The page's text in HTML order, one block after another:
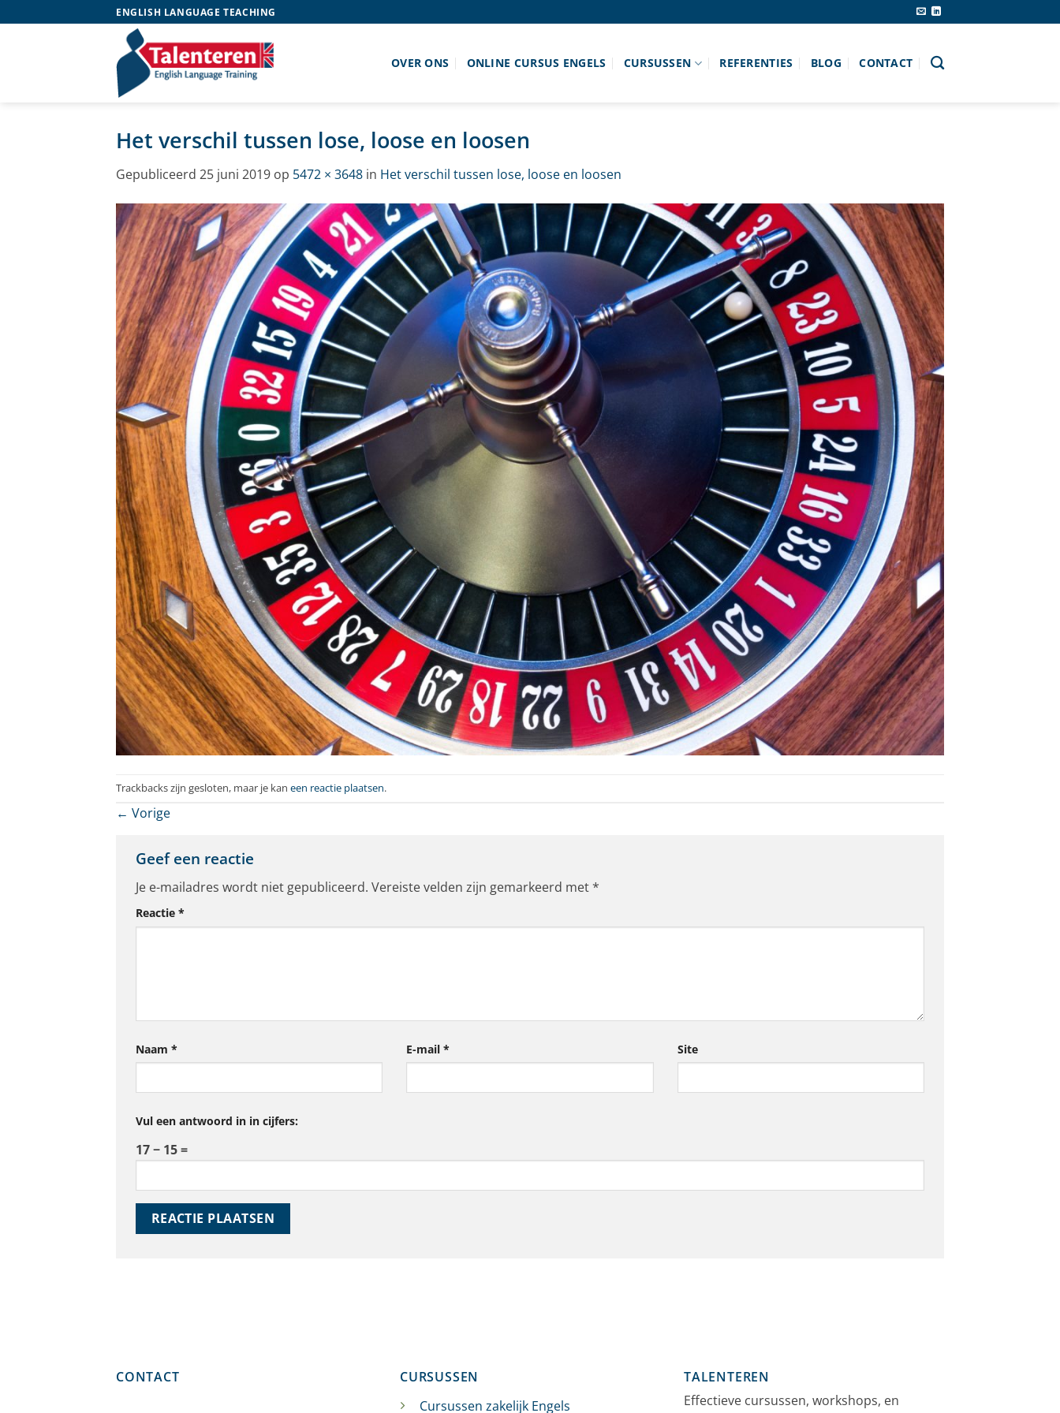
naar
ENGLISH LANGUAGE TEACHING
OVER ONS ONLINE CURSUS ENGELS CURSUSSEN REFERENTIES BLOG CONTACT
Het verschil tussen lose, loose en loosen
Gepubliceerd 25 juni 2019 op 5472 × 3648 in Het verschil tussen lose, loose en loosen
Trackbacks zijn gesloten, maar je kan een reactie plaatsen.
← Vorige
Geef een reactie
Je e-mailadres wordt niet gepubliceerd. Vereiste velden zijn gemarkeerd met*
Reactie *
Naam * E-mail* Site
Vul een antwoord in in cijfers:
17 − 15 =
CONTACT
CURSUSSEN
Cursussen zakelijk Engels
TALENTEREN
Effectieve cursussen, workshops, en